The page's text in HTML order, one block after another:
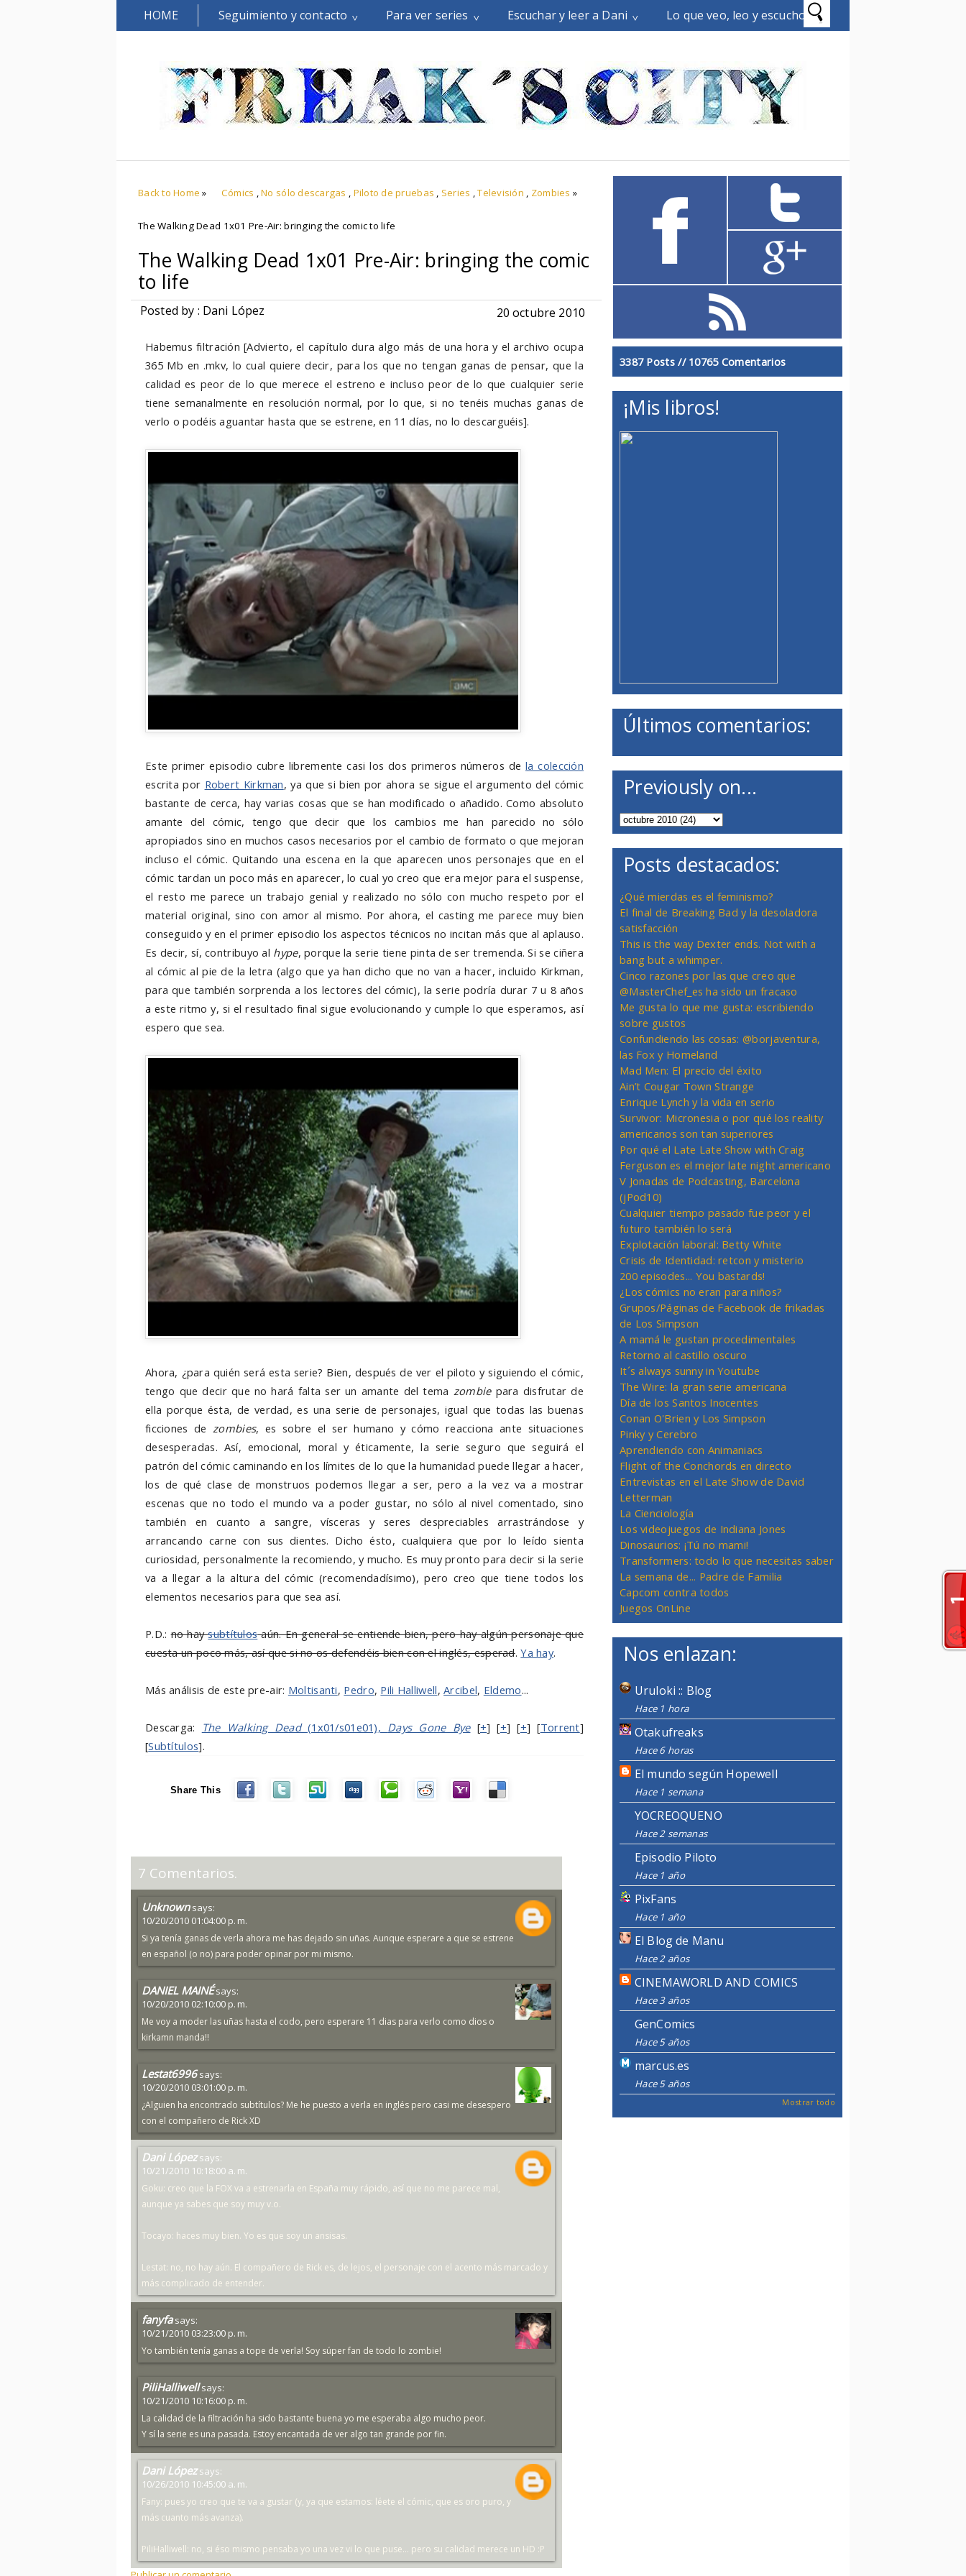
HOME Seguimiento y contacto Para ver series Escuchar y leer a Dani Lo que veo, leo y escucho
Back to Home » Cómics ,No sólo descargas , Piloto de pruebas , Series ,Televisión , Zombies »
The Walking Dead 1x01 Pre-Air: bringing the comic to life
The Walking Dead 1x01 Pre-Air: bringing the comic
to life
Posted by : Dani López 20 octubre 2010
Habemus filtración [Advierto, el capítulo dura algo más de una hora y el archivo ocupa
365 Mb en .mkv, lo cual quiere decir, para los que no tengan ganas de pensar, que la
calidad es peor de lo que merece el estreno e incluso peor de lo que cualquier serie
tiene semanalmente en resolución normal, por lo que, si no tenéis muchas ganas de
verlo o podéis aguantar hasta que se estrene, en 11 días, no lo descarguéis].
Este primer episodio cubre libremente casi los dos primeros números de la colección
escrita por Robert Kirkman, ya que si bien por ahora se sigue el argumento del cómic
bastante de cerca, hay varias cosas que se han modificado o añadido. Como absoluto
amante del cómic, tengo que decir que los cambios me han parecido no sólo
apropiados sino en muchos casos necesarios por el cambio de formato o que mejoran
incluso el cómic. Quitando una escena en la que aparecen unos personajes que en el
cómic tardan un poco más en aparecer, lo cual yo creo que era mejor para el suspense,
el resto me parece un trabajo genial y realizado no sólo con mucho respeto por el
material original, sino con amor al mismo. Por ahora, el casting me parece muy bien
conseguido y en el primer episodio los aspectos técnicos no incitan más que al aplauso.
Es decir, sí, contribuyo al hype, porque la serie tiene pinta de ser tremenda. Si se ciñera
al cómic al pie de la letra (algo que ya han dicho que no van a hacer, incluido Kirkman,
para que también sorprenda a los lectores del cómic), la serie podría durar 7 u 8 años
a este ritmo y, si el resultado final sigue evolucionando y cumple lo que esperamos, así
espero que sea.
Ahora, ¿para quién será esta serie? Bien, después de ver el piloto y siguiendo el cómic,
tengo que decir que no hará falta ser un amante del tema zombiepara disfrutar de
ella porque ésta, de verdad, es una serie de personajes, igual que todas las buenas
ficciones de zombies, es sobre el ser humano y cómo reacciona ante situaciones
desesperadas. Así, emocional, moral y éticamente, la serie seguro que seguirá el
patrón del cómic caminando en los límites de lo que la humanidad puede llegar a hacer,
los de qué clase de monstruos podemos llegar a ser, pero a la vez va a mostrar
escenas que no todo el mundo va a poder gustar, no sólo al nivel comentado, sino
también en cuanto a sangre, vísceras y seres despreciables arrastrándose y
arrancando carne con sus dientes. Dicho ésto, cualquiera que por lo leído sienta
curiosidad, personalmente la recomiendo, y mucho. Es muy pronto para decir si la serie
va a llegar a la altura del cómic (recomendadísimo), pero creo que tiene todos los
elementos necesarios para que sea así.
P.D.:no haysubtítulosaún. En general se entiende bien, pero hay algún personaje que
cuesta un poco más, así que si no os defendéis bien con el inglés, esperad.Ya hay.
Más análisis de este pre-air: Moltisanti, Pedro, Pili Halliwell,Arcibel, Eldemo...
Descarga: The Walking Dead(1x01/s01e01), Days Gone Bye[+] [+] [+] [Torrent]
[Subtítulos].
Share This
7 Comentarios.
Unknown says:
10/20/2010 01:04:00 p. m.
Si ya tenía ganas de verla ahora me has dejado sin uñas. Aunque esperare a que se estrene
en español (o no) para poder opinar por mi mismo.
DANIEL MAINÉ says:
10/20/2010 02:10:00 p. m.
Me voy a moder las uñas hasta el codo, pero esperare 11 dias para verlo como dios o
kirkamn manda!!
Lestat6996 says:
10/20/2010 03:01:00 p. m.
¿Alguien ha encontrado subtítulos? Me he puesto a verla en inglés pero casi me desespero
con el compañero de Rick XD
Dani López says:
10/21/2010 10:18:00 a. m.
Goku: creo que la FOX va a estrenarla en España muy rápido, así que no me parece mal,
aunque ya sabes que soy muy v.o.
Tocayo: haces muy bien. Yo es que soy un ansisas.
Lestat: no, no hay aún. El compañero de Rick es, de lejos, el personaje con el acento más marcado y
más complicado de entender.
fanyfa says:
10/21/2010 03:23:00 p. m.
Yo también tenía ganas a tope de verla! Soy súper fan de todo lo zombie!
PiliHalliwell says:
10/21/2010 10:16:00 p. m.
La calidad de la filtración ha sido bastante buena yo me esperaba algo mucho peor.
Y sí la serie es una pasada. Estoy encantada de ver algo tan grande por fin.
Dani López says:
10/26/2010 10:45:00 a. m.
Fany: pues yo creo que te va a gustar (y, ya que estamos: léete el cómic, que es oro puro, y
más cuanto más avanza).
PiliHalliwell: no, si éso mismo pensaba yo una vez vi lo que puse... pero su calidad merece un HD :P
3387 Posts // 10765 Comentarios
¡Mis libros!
Últimos comentarios:
Previously on...
Posts destacados:
¿Qué mierdas es el feminismo?
El final de Breaking Bad y la desoladora
satisfacción
This is the way Dexter ends. Not with a
bang but a whimper.
Cinco razones por las que creo que
@MasterChef_es ha sido un fracaso
Me gusta lo que me gusta: escribiendo
sobre gustos
Confundiendo las cosas: @borjaventura,
las Fox y Homeland
Mad Men: El precio del éxito
Ain’t Cougar Town Strange
Enrique Lynch y la vida en serio
Survivor: Micronesia o por qué los reality
americanos son tan superiores
Por qué el Late Late Show with Craig
Ferguson es el mejor late night americano
V Jonadas de Podcasting, Barcelona
(jPod10)
Cualquier tiempo pasado fue peor y el
futuro también lo será
Explotación laboral: Betty White
Crisis de Identidad: retcon y misterio
200 episodes... You bastards!
¿Los cómics no eran para niños?
Grupos/Páginas de Facebook de frikadas
de Los Simpson
A mamá le gustan procedimentales
Retorno al castillo oscuro
It´s always sunny in Youtube
The Wire: la gran serie americana
Día de los Santos Inocentes
Conan O'Brien y Los Simpson
Pinky y Cerebro
Aprendiendo con Animaniacs
Flight of the Conchords en directo
Entrevistas en el Late Show de David
Letterman
La Cienciología
Los videojuegos de Indiana Jones
Dinosaurios: ¡Tú no mami!
Transformers: todo lo que necesitas saber
La semana de... Padre de Familia
Capcom contra todos
Juegos OnLine
Nos enlazan:
Uruloki :: Blog
Hace 1 hora
Otakufreaks
Hace 6 horas
El mundo según Hopewell
Hace 1 semana
YOCREOQUENO
Hace 2 semanas
Episodio Piloto
Hace 1 año
PixFans
Hace 1 año
El Blog de Manu
Hace 2 años
CINEMAWORLD AND COMICS
Hace 3 años
GenComics
Hace 5 años
marcus.es
Hace 5 años
Mostrar todo